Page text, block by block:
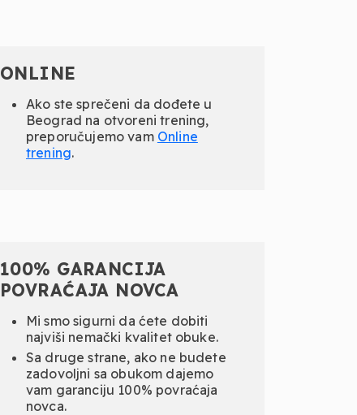
ONLINE
Ako ste sprečeni da dođete u
Beograd na otvoreni trening,
preporučujemo vam Online
trening.
100% GARANCIJA
POVRAĆAJA NOVCA
Mi smo sigurni da ćete dobiti
najviši nemački kvalitet obuke.
Sa druge strane, ako ne budete
zadovoljni sa obukom dajemo
vam garanciju 100% povraćaja
novca.